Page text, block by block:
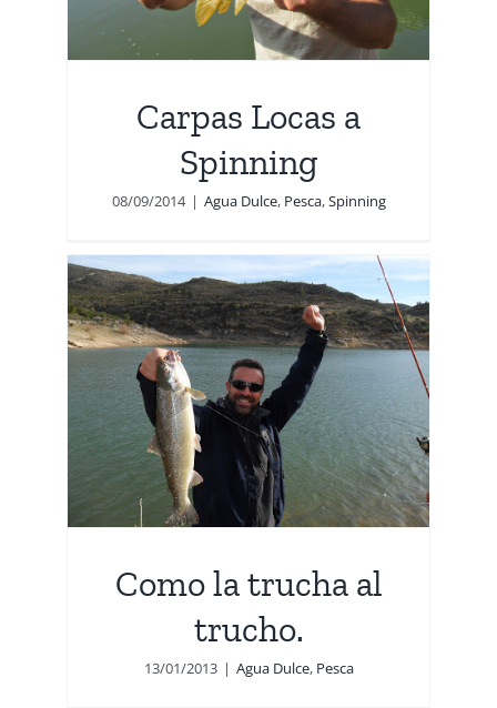
Carpas Locas a
Spinning
08/09/2014 | Agua Dulce, Pesca,Spinning
Como la trucha al
trucho.
13/01/2013 | Agua Dulce, Pesca